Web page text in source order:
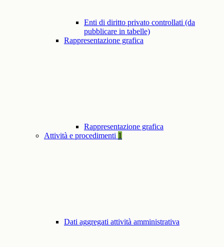
Enti di diritto privato controllati (da
pubblicare in tabelle)
Rappresentazione grafica
Rappresentazione grafica
Attività e procedimenti 1
Dati aggregati attività amministrativa